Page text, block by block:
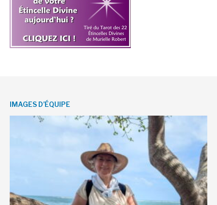
IMAGES D’ÉQUIPE